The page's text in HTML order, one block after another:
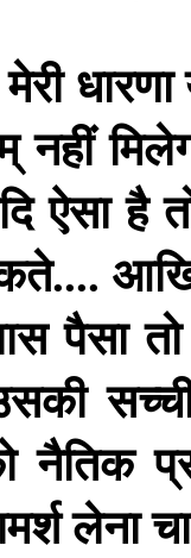
मेरी धारणा
नहीं
ऐसा है
....
पैसा तो
नैतिक
लेना